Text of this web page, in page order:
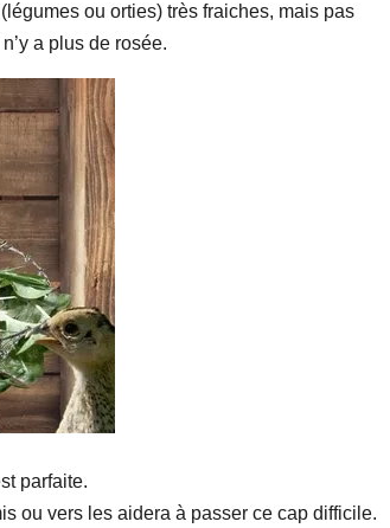
ou orties) très fraiches, mais pas
a plus de rosée.
parfaite.
ou vers les aidera à passer ce cap difficile.